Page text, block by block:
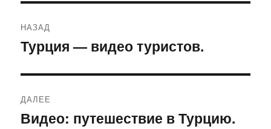
по
НАЗАД
Предыдущая
Турция — видео туристов.
ДАЛЕЕ
Следующая
Видео: путешествие в Турцию.